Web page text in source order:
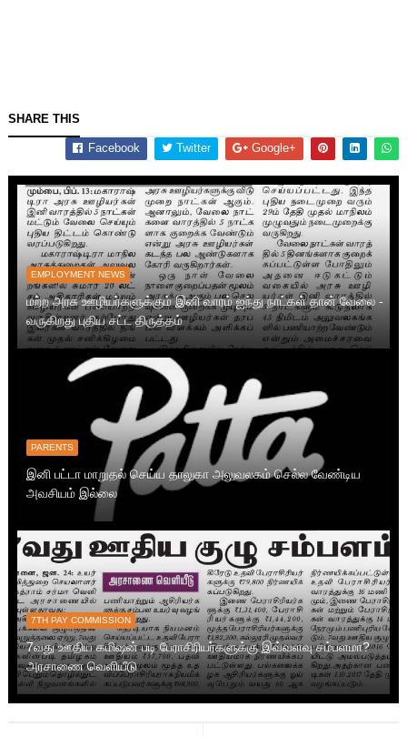
SHARE THIS
Facebook Twitter Google+
EMPLOYMENT NEWS
மற்ற அரசு ஊழியர்களுக்கும் இனி வாரம் ஐந்து நாட்கள் தான் வேலை -
வருகிறது புதிய சட்ட திருத்தம்
PARENTS
இனி பட்டா மாறுதல் செய்ய தாலுகா அலுவலகம் செல்ல வேண்டிய
அவசியம் இல்லை
7TH PAY COMMISSION
7வது ஊதிய கமிஷன் படி பேராசிரியர்களுக்கு இவ்வளவு சம்பளமா?
அரசாணை வெளியீடு